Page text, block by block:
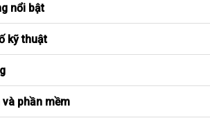
nổi bật
kỹ thuật
và phần mềm